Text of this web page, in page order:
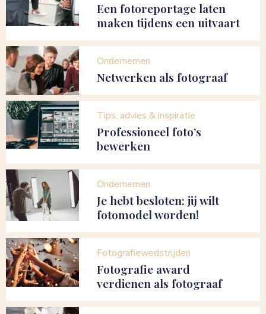
Een fotoreportage laten
maken tijdens een uitvaart
Ondernemen
Netwerken als fotograaf
Tips, advies & inspiratie
Professioneel foto’s
bewerken
Ondernemen
Je hebt besloten: jij wilt
fotomodel worden!
Fotografiewedstrijden
Fotografie award
verdienen als fotograaf